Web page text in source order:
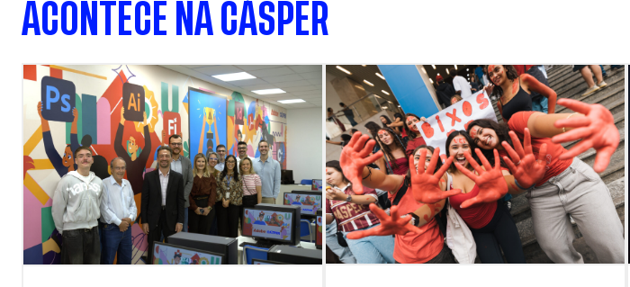
ACONTECE NA CÁSPER